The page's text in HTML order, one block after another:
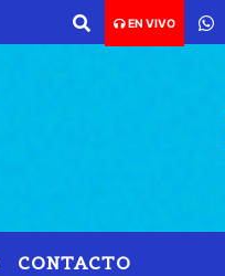
EN VIVO
CONTACTO